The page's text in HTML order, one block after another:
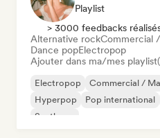
Playlist
> 3000 feedbacks
Alternative rockCommercial
Dance popElectropop
Ajouter dans ma/mes
Electropop Commercial /
Hyperpop
Pop international
Synthpop